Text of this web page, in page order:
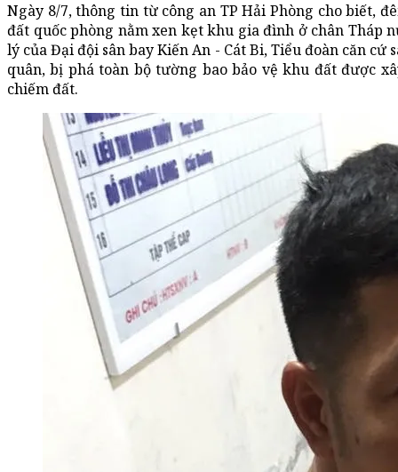
Ngày 8/7, thông tin từ công an TP Hải Phòng cho biết,
đất quốc phòng nằm xen kẹt khu gia đình ở chân Tháp
lý của Đại đội sân bay Kiến An - Cát Bi, Tiểu đoàn căn cứ
quân, bị phá toàn bộ tường bao bảo vệ khu đất được
chiếm đất.